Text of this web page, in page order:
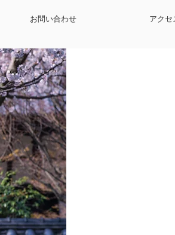
お問い合わせ アクセ